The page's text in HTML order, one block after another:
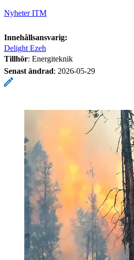
Nyheter ITM
Innehållsansvarig:
Delight Ezeh
Tillhör: Energiteknik
Senast ändrad: 2026-05-29